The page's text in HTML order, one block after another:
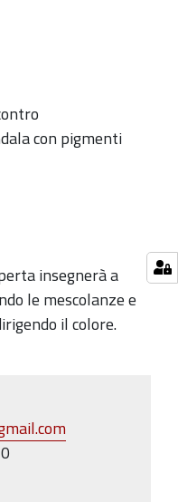
con pigmenti
insegnerà a
le mescolanze e
il colore.